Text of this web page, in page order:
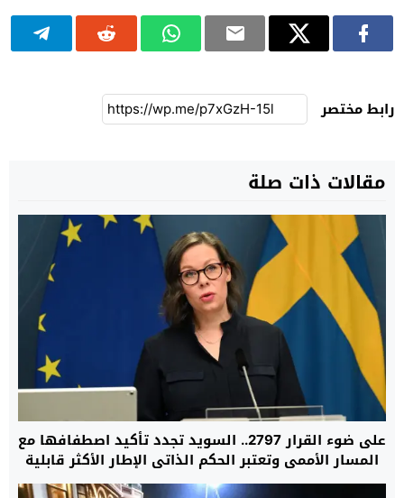
رابط مختصر
مقالات ذات صلة
على ضوء القرار 2797.. السويد تجدد تأكيد اصطفافها مع
المسار الأممي وتعتبر الحكم الذاتي الإطار الأكثر قابلية
للتطبيق لإنهاء النزاع